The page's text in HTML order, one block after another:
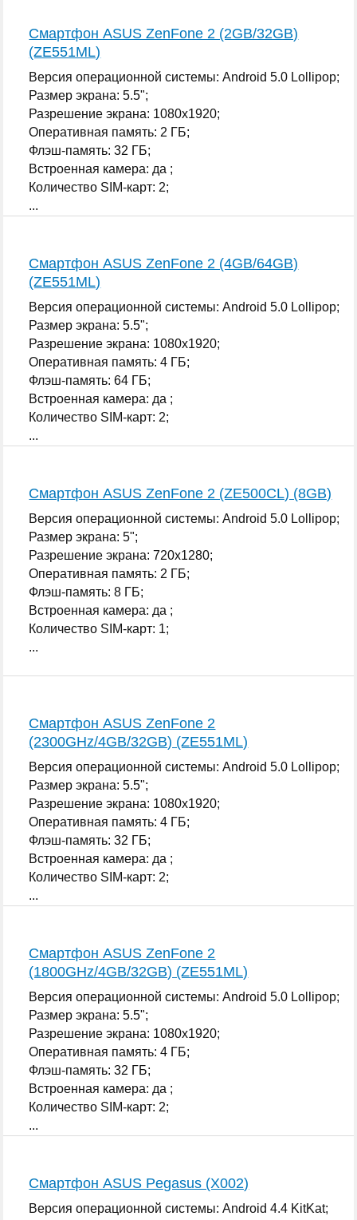
Смартфон ASUS ZenFone 2 (2GB/32GB)
(ZE551ML)
Версия операционной системы: Android 5.0 Lollipop;
Размер экрана: 5.5";
Разрешение экрана: 1080x1920;
Оперативная память: 2 ГБ;
Флэш-память: 32 ГБ;
Встроенная камера: да ;
Количество SIM-карт: 2;
...
Смартфон ASUS ZenFone 2 (4GB/64GB)
(ZE551ML)
Версия операционной системы: Android 5.0 Lollipop;
Размер экрана: 5.5";
Разрешение экрана: 1080x1920;
Оперативная память: 4 ГБ;
Флэш-память: 64 ГБ;
Встроенная камера: да ;
Количество SIM-карт: 2;
...
Смартфон ASUS ZenFone 2 (ZE500CL) (8GB)
Версия операционной системы: Android 5.0 Lollipop;
Размер экрана: 5";
Разрешение экрана: 720x1280;
Оперативная память: 2 ГБ;
Флэш-память: 8 ГБ;
Встроенная камера: да ;
Количество SIM-карт: 1;
...
Смартфон ASUS ZenFone 2
(2300GHz/4GB/32GB) (ZE551ML)
Версия операционной системы: Android 5.0 Lollipop;
Размер экрана: 5.5";
Разрешение экрана: 1080x1920;
Оперативная память: 4 ГБ;
Флэш-память: 32 ГБ;
Встроенная камера: да ;
Количество SIM-карт: 2;
...
Смартфон ASUS ZenFone 2
(1800GHz/4GB/32GB) (ZE551ML)
Версия операционной системы: Android 5.0 Lollipop;
Размер экрана: 5.5";
Разрешение экрана: 1080x1920;
Оперативная память: 4 ГБ;
Флэш-память: 32 ГБ;
Встроенная камера: да ;
Количество SIM-карт: 2;
...
Смартфон ASUS Pegasus (X002)
Версия операционной системы: Android 4.4 KitKat;